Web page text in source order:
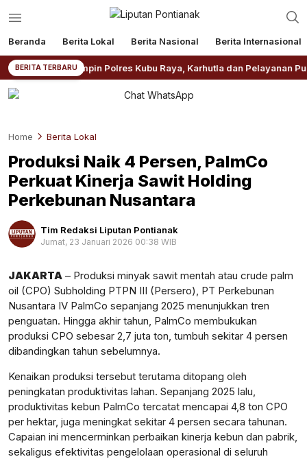
Beranda Berita Lokal Berita Nasional Berita Internasional
BERITA TERBARU
Pimpin Polres Kubu Raya, Karhutla dan Pelayanan Publik
Home Berita Lokal
Produksi Naik 4 Persen, PalmCo
Perkuat Kinerja Sawit Holding
Perkebunan Nusantara
Tim Redaksi Liputan Pontianak
Jumat, 23 Januari 2026 00:38 WIB
Perbesar
JAKARTA – Produksi minyak sawit mentah atau crude palm
oil (CPO) Subholding PTPN III (Persero), PT Perkebunan
Nusantara IV PalmCo sepanjang 2025 menunjukkan tren
penguatan. Hingga akhir tahun, PalmCo membukukan
produksi CPO sebesar 2,7 juta ton, tumbuh sekitar 4 persen
dibandingkan tahun sebelumnya.
Kenaikan produksi tersebut terutama ditopang oleh
peningkatan produktivitas lahan. Sepanjang 2025 lalu,
produktivitas kebun PalmCo tercatat mencapai 4,8 ton CPO
per hektar, juga meningkat sekitar 4 persen secara tahunan.
Capaian ini mencerminkan perbaikan kinerja kebun dan pabrik,
sekaligus efektivitas pengelolaan operasional di seluruh